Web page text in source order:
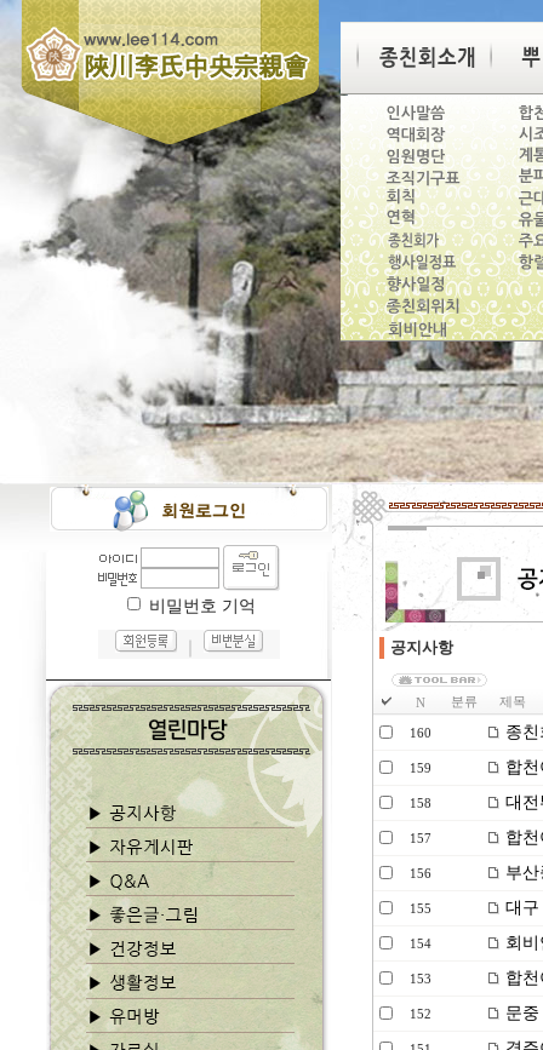
비밀번호 기억
공지사항
N 분류 제목
160 종
159 합
158 대전
157 합
156 부
155 대구
154 회비
153 합
152 문